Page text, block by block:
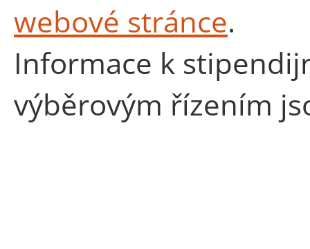
webové stránce.
Informace k
výběrovým řízením